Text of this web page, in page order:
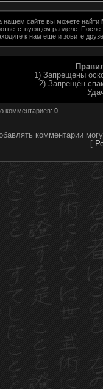
нашем сайте вы можете найти
разделе. После
к нам ещё и зовите
1) Запрещены
2) Запрещён
комментариев: 0
комментарии